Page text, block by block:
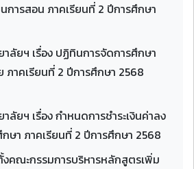
การสอน ภาคเรียนที่ 2 ปีการศึกษา
าลัยฯ เรื่อง ปฏิทินการจัดการศึกษา
าคเรียนที่ 2 ปีการศึกษา 2568
ลัยฯ เรื่อง กำหนดการชำระเงินค่าลง
ษา ภาคเรียนที่ 2 ปีการศึกษา 2568
คณะกรรมการบริหารหลักสูตรเพิ่ม